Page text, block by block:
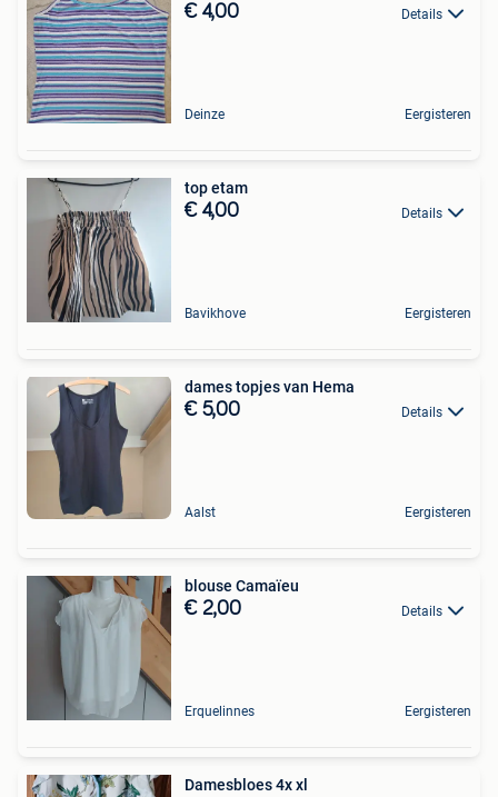
€ 4,00 Details
Deinze Eergisteren
top etam
€ 4,00 Details
Bavikhove Eergisteren
dames topjes van Hema
€ 5,00 Details
Aalst Eergisteren
blouse Camaïeu
€ 2,00 Details
Erquelinnes Eergisteren
Damesbloes 4x xl